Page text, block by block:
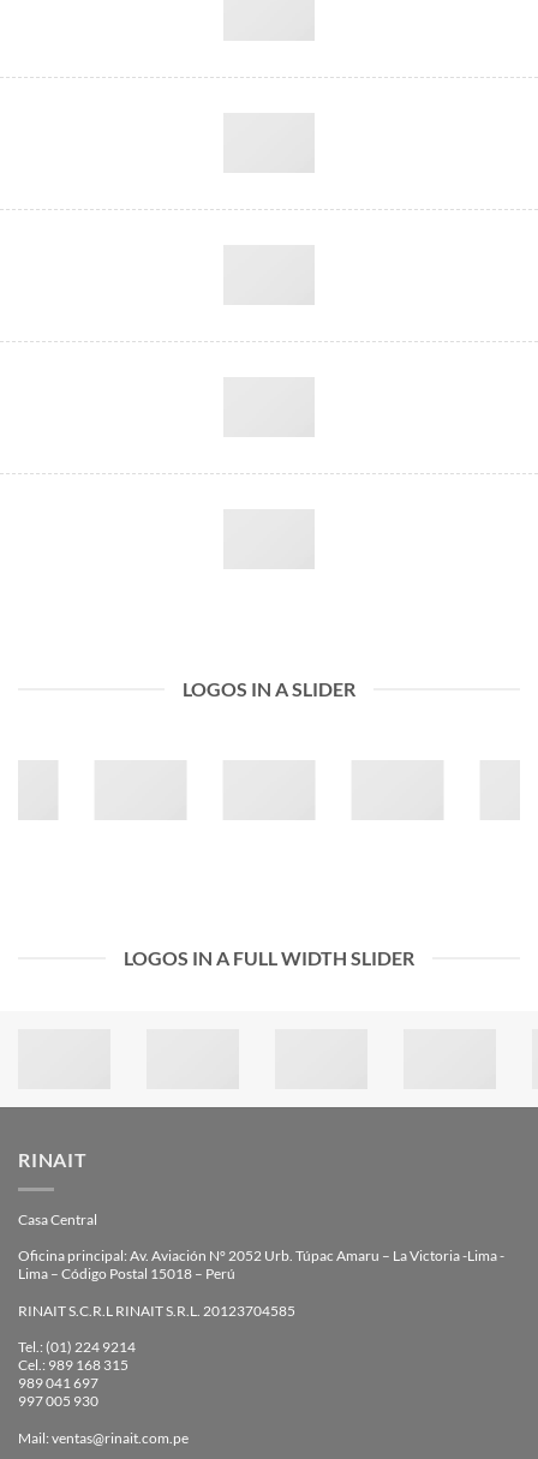
LOGOS IN A SLIDER
LOGOS IN A FULL WIDTH SLIDER
RINAIT
Casa Central
Oficina principal: Av. Aviación N° 2052 Urb. Túpac Amaru – La Victoria -Lima -
Lima – Código Postal 15018 – Perú
RINAIT S.C.R.L RINAIT S.R.L. 20123704585
Tel.: (01) 224 9214
Cel.: 989 168 315
989 041 697
997 005 930
Mail: ventas@rinait.com.pe